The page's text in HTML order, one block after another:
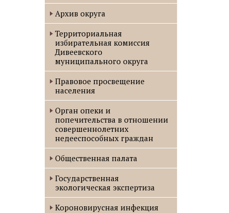
Архив округа
Территориальная
избирательная комиссия
Дивеевского
муниципального округа
Правовое просвещение
населения
Орган опеки и
попечительства в отношении
совершеннолетних
недееспособных граждан
Общественная палата
Государственная
экологическая экспертиза
Короновирусная инфекция